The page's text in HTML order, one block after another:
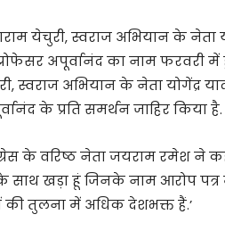
येचुरी, स्वराज अभियान के नेता
अपूर्वानंद का नाम फरवरी
स्वराज अभियान के नेता योगेंद्र
के प्रति समर्थन जाहिर किया है.
के वरिष्ठ नेता जयराम रमेश ने
साथ खड़ा हूं जिनके नाम आरोप
की तुलना में अधिक देशभक्त हैं.’